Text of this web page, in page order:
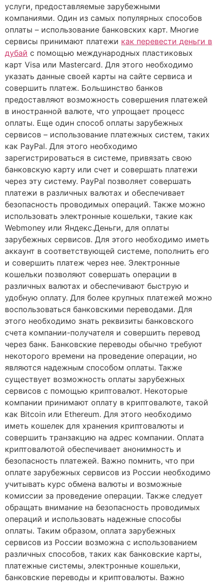
услуги, предоставляемые зарубежными
компаниями. Один из самых популярных способов
оплаты – использование банковских карт. Многие
сервисы принимают платежи как перевести деньги в
дубай с помощью международных пластиковых
карт Visa или Mastercard. Для этого необходимо
указать данные своей карты на сайте сервиса и
совершить платеж. Большинство банков
предоставляют возможность совершения платежей
в иностранной валюте, что упрощает процесс
оплаты. Еще один способ оплаты зарубежных
сервисов – использование платежных систем, таких
как PayPal. Для этого необходимо
зарегистрироваться в системе, привязать свою
банковскую карту или счет и совершать платежи
через эту систему. PayPal позволяет совершать
платежи в различных валютах и обеспечивает
безопасность проводимых операций. Также можно
использовать электронные кошельки, такие как
Webmoney или Яндекс.Деньги, для оплаты
зарубежных сервисов. Для этого необходимо иметь
аккаунт в соответствующей системе, пополнить его
и совершить платеж через нее. Электронные
кошельки позволяют совершать операции в
различных валютах и обеспечивают быструю и
удобную оплату. Для более крупных платежей можно
воспользоваться банковскими переводами. Для
этого необходимо знать реквизиты банковского
счета компании-получателя и совершить перевод
через банк. Банковские переводы обычно требуют
некоторого времени на проведение операции, но
являются надежным способом оплаты. Также
существует возможность оплаты зарубежных
сервисов с помощью криптовалют. Некоторые
компании принимают оплату в криптовалюте, такой
как Bitcoin или Ethereum. Для этого необходимо
иметь кошелек для хранения криптовалюты и
совершить транзакцию на адрес компании. Оплата
криптовалютой обеспечивает анонимность и
безопасность платежей. Важно помнить, что при
оплате зарубежных сервисов из России необходимо
учитывать курс обмена валюты и возможные
комиссии за проведение операции. Также следует
обращать внимание на безопасность проводимых
операций и использовать надежные способы
оплаты. Таким образом, оплата зарубежных
сервисов из России возможна с использованием
различных способов, таких как банковские карты,
платежные системы, электронные кошельки,
банковские переводы и криптовалюты. Важно